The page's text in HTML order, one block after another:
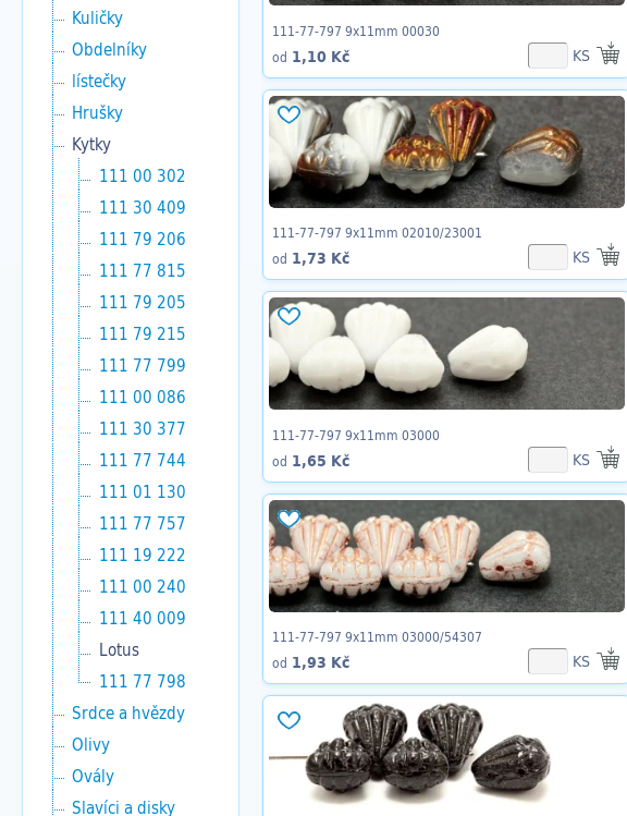
Kuličky
Obdelníky
lístečky
Hrušky
Kytky
111 00 302
111 30 409
111 79 206
111 77 815
111 79 205
111 79 215
111 77 799
111 00 086
111 30 377
111 77 744
111 01 130
111 77 757
111 19 222
111 00 240
111 40 009
Lotus
111 77 798
Srdce a hvězdy
Olivy
Ovály
Slavíci a disky
111-77-797 9x11mm 00030
od 1,10 Kč KS
111-77-797 9x11mm 02010/23001
od 1,73 Kč KS
111-77-797 9x11mm 03000
od 1,65 Kč KS
111-77-797 9x11mm 03000/54307
od 1,93 Kč KS